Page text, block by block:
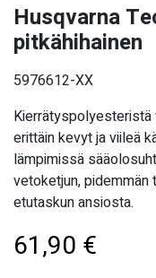
Husqvarna
pitkähihainen
5976612-XX
Kierrätyspolyesteristä
erittäin kevyt ja viileä
lämpimissä
vetoketjun,
etutaskun ansiosta.
61,90 €